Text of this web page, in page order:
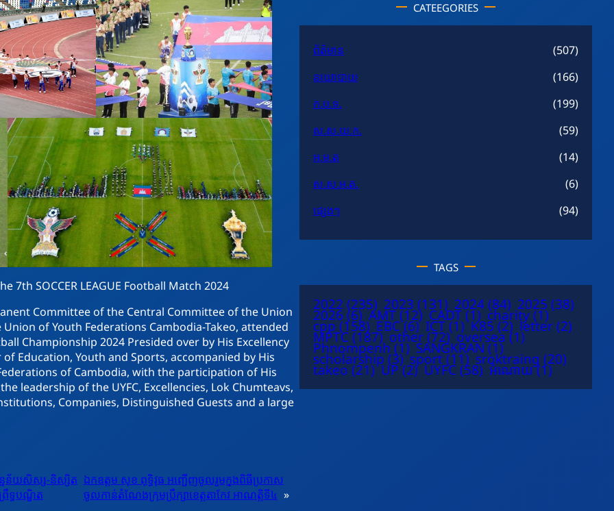
SOCCER LEAGUE Football Match 2024
Committee of the Central Committee of the Union
of Youth Federations Cambodia-Takeo, attended
Championship 2024 Presided over by His Excellency
Education, Youth and Sports, accompanied by His
of Cambodia, with the participation of His
leadership of the UYFC, Excellencies, Lok Chumteavs,
Companies, Distinguished Guests and a large
នន័យសិស្ស-និស្សិត
ទ្ធបណ្ឌិត
ឯកឧត្តម សុខ ពុទ្ធិវុធ អញ្ជើញចូលរួមក្នុងពិធីប្រកាស
ចូលកាន់តំណែងក្រុមប្រឹក្សាខេត្តតាកែវ អាណត្តិទី៤ »
CATEEGORIES
ព័ត៌មាន
(507)
នយោបាយ
(166)
ក.ប.ទ.
(199)
ស.ស.យ.ក.
(59)
អ.ម.ត
(14)
ស.ស.អ.ត.
(6)
ផ្សេងៗ
(94)
TAGS
2022 (235) 2023 (131) 2024 (84) 2025 (38)
2026 (6) AMT (12) CADT (1) charity (1)
cpp (158) EBC (6) ICT (1) K85 (2) letter (2)
MPTC (187) other (72) oversea (1)
Phnompenh (1) SANGKRAN (1)
scholarship (3) sport (11) sroktraing (20)
takeo (21) UP (2) UYFC (58) អំណោយ (1)